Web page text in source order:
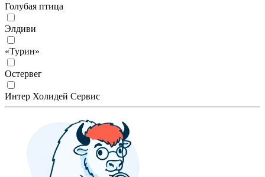
Голубая птица
Элдиви
«Турин»
Остервег
Интер Холидей Сервис